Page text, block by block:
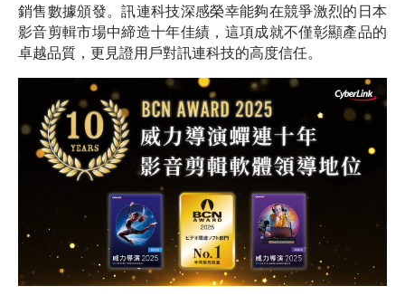
銷售數據頒發。訊連科技深感榮幸能夠在競爭激烈的日本
影音剪輯市場中締造十年佳績，這項成就不僅彰顯產品的
卓越品質，更見證用戶對訊連科技的高度信任。